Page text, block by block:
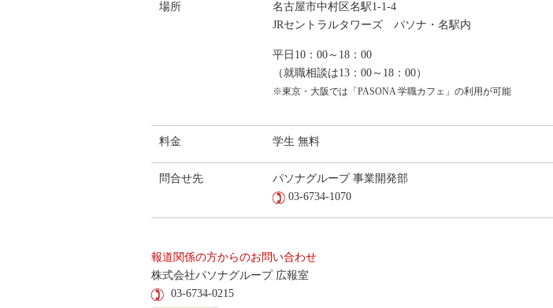
場所
名古屋市中村区名駅1-1-4
JRセントラルタワーズ パソナ・名駅内
平日10：00～18：00
（就職相談は13：00～18：00）
※東京・大阪では「PASONA 学職カフェ」の利用が可能
料金 学生 無料
問合せ先
パソナグループ 事業開発部
03-6734-1070
報道関係の方からのお問い合わせ
株式会社パソナグループ 広報室
03-6734-0215